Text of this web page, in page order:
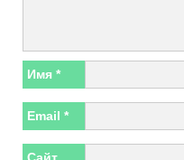
Имя *
Email *